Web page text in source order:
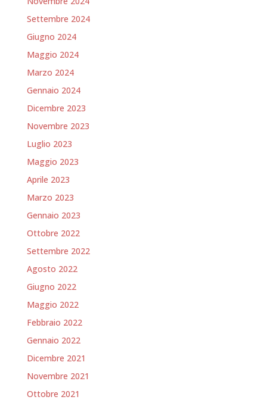
Settembre 2024
Giugno 2024
Maggio 2024
Marzo 2024
Gennaio 2024
Dicembre 2023
Novembre 2023
Luglio 2023
Maggio 2023
Aprile 2023
Marzo 2023
Gennaio 2023
Ottobre 2022
Settembre 2022
Agosto 2022
Giugno 2022
Maggio 2022
Febbraio 2022
Gennaio 2022
Dicembre 2021
Novembre 2021
Ottobre 2021